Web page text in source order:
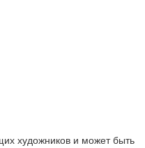
художников и может быть